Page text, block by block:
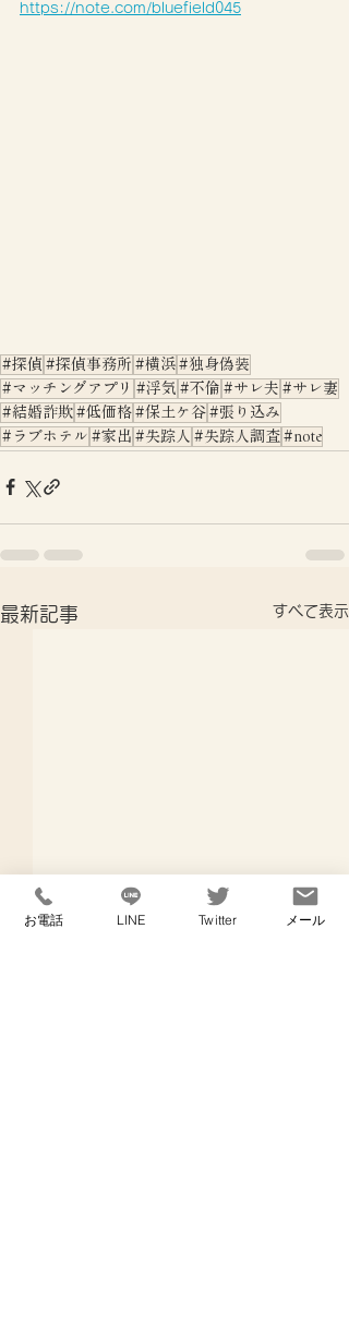
https://note.com/bluefield045
#探偵 #探偵事務所 #横浜 #独身偽装
#マッチングアプリ #浮気 #不倫 #サレ夫 #サレ妻
#結婚詐欺 #低価格 #保土ケ谷 #張り込み
#ラブホテル #家出 #失踪人 #失踪人調査 #note
最新記事 すべて表示
お電話 LINE Twitter メール